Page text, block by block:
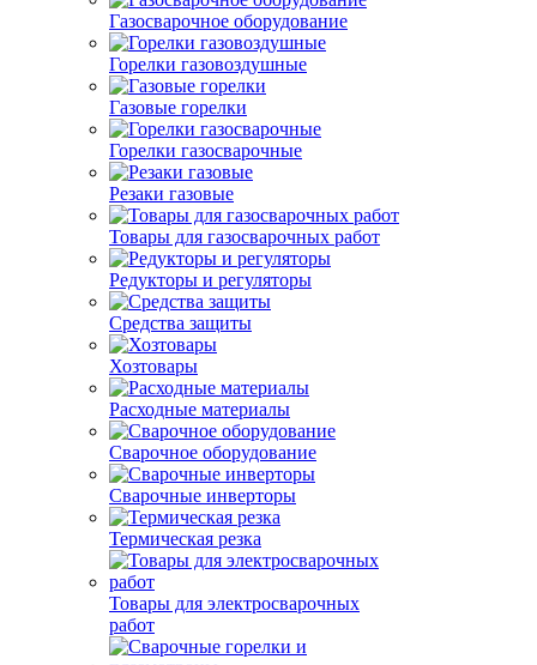
Газосварочное оборудование
Горелки газовоздушные
Газовые горелки
Горелки газосварочные
Резаки газовые
Товары для газосварочных работ
Редукторы и регуляторы
Средства защиты
Хозтовары
Расходные материалы
Сварочное оборудование
Сварочные инверторы
Термическая резка
Товары для электросварочных
работ